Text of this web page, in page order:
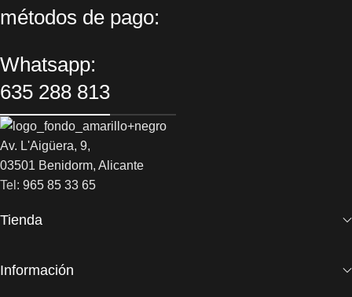
métodos de pago:
Whatsapp:
635 288 813
Av. L'Aigüera, 9,
03501 Benidorm, Alicante
Tel: 965 85 33 65
Tienda
Información